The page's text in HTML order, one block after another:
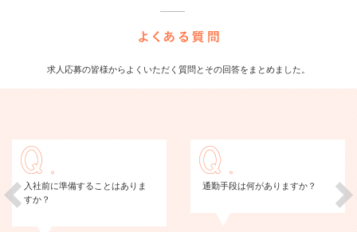
求人応募の皆様からよくいただく質問とその回答をまとめました。
入社前に準備することはありま
すか？
通勤手段は何がありますか？